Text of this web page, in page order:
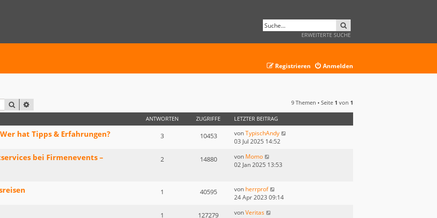
ERWEITERTE SUCHE
Anmelden
Registrieren
SUCHE 9 Themen • Seite 1 von 1
ANTWORTEN ZUGRIFFE LETZTER BEITRAG
hat Tipps & Erfahrungen? 3 10453 vonTypischAndy
03 Jul 2025 14:52
bei Firmenevents – 2 14880 von Momo
02 Jan 2025 13:53
1 40595 von herrprof
24 Apr 2023 09:14
1 127279 vonVeritas